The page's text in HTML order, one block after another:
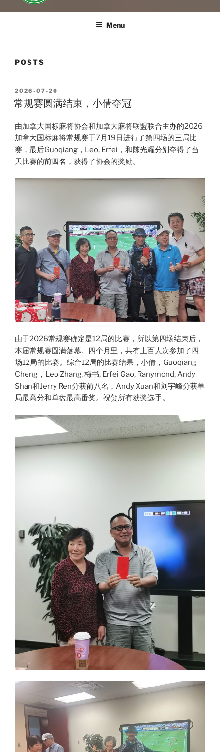
Menu
POSTS
POSTED
ON
2026-07-20
常规赛圆满结束，小倩夺冠
由加拿大国标麻将协会和加拿大麻将联盟联合主办的2026
加拿大国标麻将常规赛于7月19日进行了第四场的三局比
赛，最后Guoqiang，Leo, Erfei，和陈光耀分别夺得了当
天比赛的前四名，获得了协会的奖励。
由于2026常规赛确定是12局的比赛，所以第四场结束后，
本届常规赛圆满落幕。四个月里，共有上百人次参加了四
场12局的比赛。综合12局的比赛结果，小倩，Guoqiang
Cheng，Leo Zhang, 梅书, Erfei Gao, Ranymond, Andy
Shan和Jerry Ren分获前八名，Andy Xuan和刘宇峰分获单
局最高分和单盘最高番奖。祝贺所有获奖选手。